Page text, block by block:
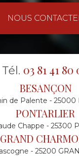
NOUS
Tél. 03 81 41 80
BESANÇON
de Palente - 25000
PONTARLIER
Chappe - 25300
GRAND
- 25200